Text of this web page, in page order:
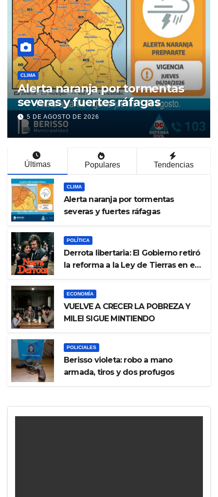
POLÍTICA
Derrota libertaria: El Gobierno
retiró la reforma a la Ley de
Tierras en el Senado
5 DE AGOSTO DE 2026
Últimas Populares Tendencias
CLIMA
Alerta naranja por tormentas
severas y fuertes ráfagas
POLÍTICA
Derrota libertaria: El Gobierno retiró
la reforma a la Ley de Tierras en el
ECONOMÍA
VUELVE A CRECER LA POBREZA Y
MILEI SIGUE MINTIENDO
POLICIALES
Berisso violeta: robo a mano
armada, tiros y dos profugos